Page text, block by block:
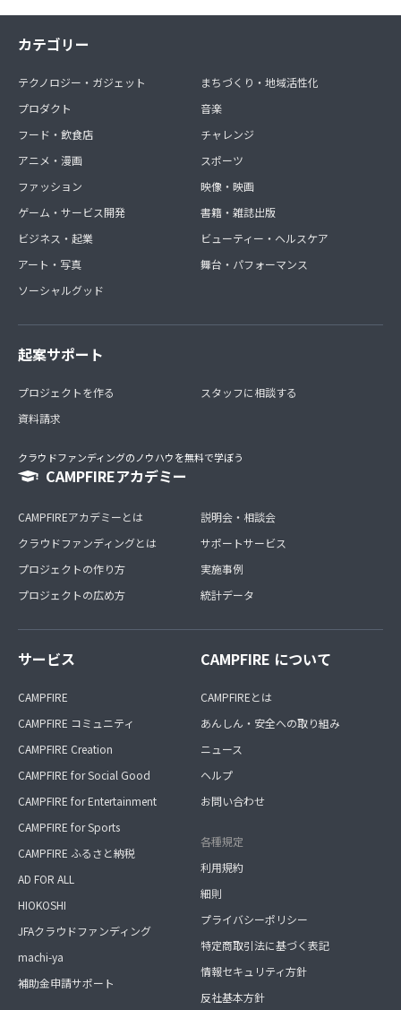
カテゴリー
テクノロジー・ガジェット
プロダクト
フード・飲食店
アニメ・漫画
ファッション
ゲーム・サービス開発
ビジネス・起業
アート・写真
ソーシャルグッド
まちづくり・地域活性化
音楽
チャレンジ
スポーツ
映像・映画
書籍・雑誌出版
ビューティー・ヘルスケア
舞台・パフォーマンス
起案サポート
プロジェクトを作る
資料請求
スタッフに相談する
クラウドファンディングのノウハウを無料で学ぼう
CAMPFIREアカデミー
CAMPFIREアカデミーとは
クラウドファンディングとは
プロジェクトの作り方
プロジェクトの広め方
説明会・相談会
サポートサービス
実施事例
統計データ
サービス
CAMPFIRE
CAMPFIRE コミュニティ
CAMPFIRE Creation
CAMPFIRE for Social Good
CAMPFIRE for Entertainment
CAMPFIRE for Sports
CAMPFIRE ふるさと納税
AD FOR ALL
HIOKOSHI
JFAクラウドファンディング
machi-ya
補助金申請サポート
CAMPFIRE について
CAMPFIREとは
あんしん・安全への取り組み
ニュース
ヘルプ
お問い合わせ
各種規定
利用規約
細則
プライバシーポリシー
特定商取引法に基づく表記
情報セキュリティ方針
反社基本方針